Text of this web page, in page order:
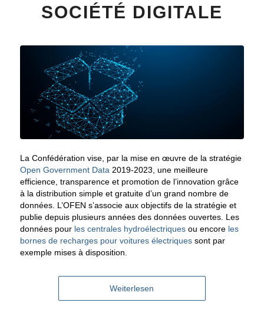
SOCIÉTÉ DIGITALE
La Confédération vise, par la mise en œuvre de la stratégie
Open Government Data2019-2023, une meilleure
efficience, transparence et promotion de l’innovation grâce
à la distribution simple et gratuite d’un grand nombre de
données. L’OFEN s’associe aux objectifs de la stratégie et
publie depuis plusieurs années des données ouvertes. Les
données pour les centrales hydroélectriquesou encore les
bornes de recharges pour voitures électriquessont par
exemple mises à disposition.
Weiterlesen